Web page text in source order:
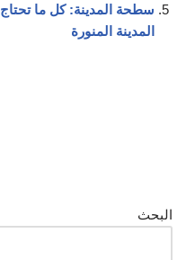
سطحة المدينة: كل ما
المدينة المنورة
البحث